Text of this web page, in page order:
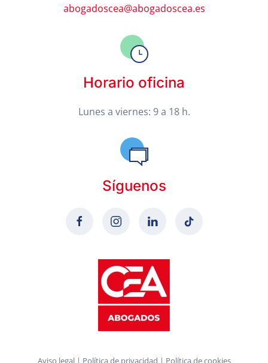
abogadoscea@abogadoscea.es
Horario oficina
Lunes a viernes: 9 a 18 h.
Síguenos
Aviso legal| Política de privacidad | Política de cookies